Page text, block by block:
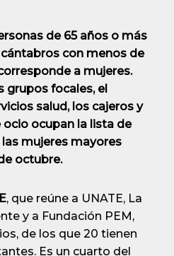
de 65 años o más
con menos de
a mujeres.
grupos focales, el
salud, los cajeros y
ocupan la lista de
mujeres mayores
octubre.
, que reúne a UNATE, La
y a Fundación PEM,
de los que 20 tienen
Es un cuarto del